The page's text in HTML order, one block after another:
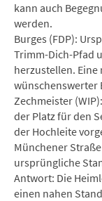
kann auch
werden.
Burges (FDP):
Trimm-Dich-Pfad
herzustellen. Eine
wünschenswerter
Zechmeister
der Platz für den
der Hochleite
Münchener
ursprüngliche
Antwort: Die
einen nahen